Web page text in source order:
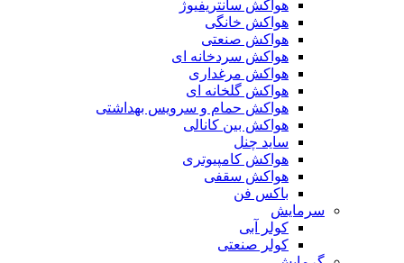
هواکش سانتریفیوژ
هواکش خانگی
هواکش صنعتی
هواکش سردخانه ای
هواکش مرغداری
هواکش گلخانه ای
هواکش حمام و سرویس بهداشتی
هواکش بین کانالی
ساید چنل
هواکش کامپیوتری
هواکش سقفی
باکس فن
سرمایش
کولر آبی
کولر صنعتی